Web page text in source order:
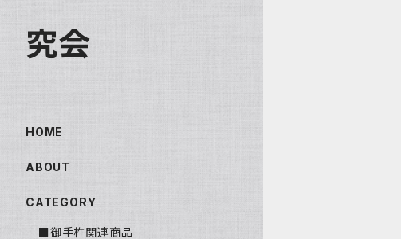
究会
HOME
ABOUT
CATEGORY
■御手杵関連商品